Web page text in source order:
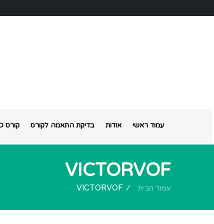
עמוד ראשי אודות בדיקת התאמה לקורס קורס SEO אונליין
VICTORVOF
עמוד הבית VICTORVOF